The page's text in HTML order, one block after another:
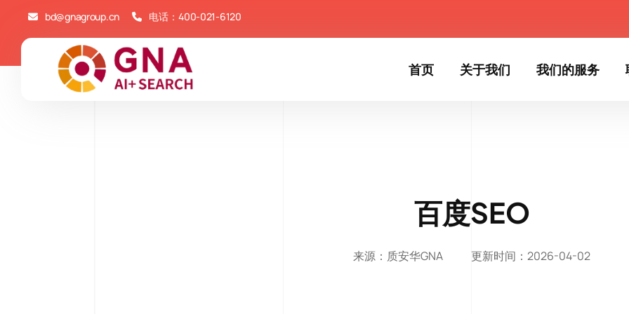
bd@gnagroup.cn 电话：400-021-6120
首页 关于我们 我们的服务
百度SEO
来源：质安华GNA 更新时间：2026-04-02